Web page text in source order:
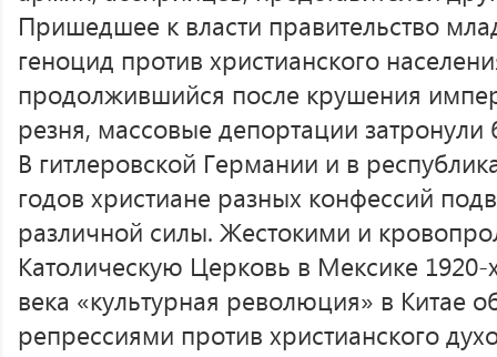
Пришедшее к власти правительство
геноцид против христианского
продолжившийся после крушения
резня, массовые депортации
В гитлеровской Германии и в
годов христиане разных конфессий
различной силы. Жестокими и
Католическую Церковь в Мексике
века «культурная революция» в Китае
репрессиями против христианского